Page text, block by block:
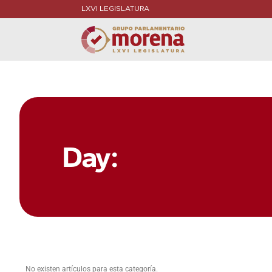
LXVI LEGISLATURA
Day:
No existen artículos para esta categoría.